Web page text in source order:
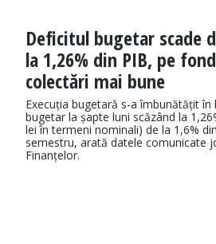
Deficitul bugetar scade
la 1,26% din PIB, pe
colectări mai bune
Execuția bugetară s-a îmbunătățit în
bugetar la șapte luni scăzând la
lei în termeni nominali) de la 1,6%
semestru, arată datele comunicate
Finanțelor.